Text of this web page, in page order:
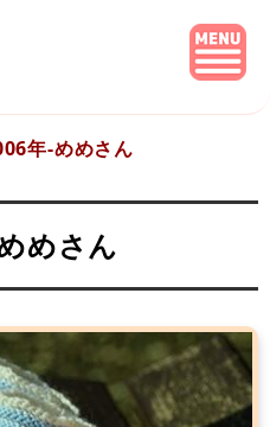
年-めめさん
めさん